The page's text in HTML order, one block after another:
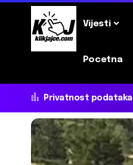
Vijesti
Pocetna
Privatnost podataka